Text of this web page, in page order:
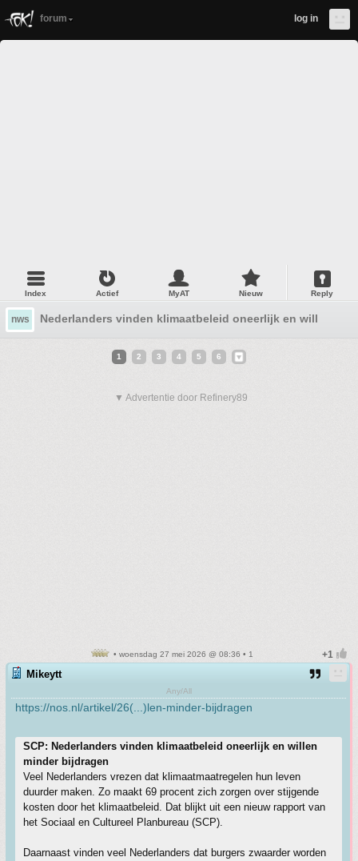
forum log in
Index Actief MyAT Nieuw Reply
nws Nederlanders vinden klimaatbeleid oneerlijk en willen
1 2 3 4 5 6
▼ Advertentie door Refinery89
• woensdag 27 mei 2026 @ 08:36 • 1
Mikeytt
Any/All
https://nos.nl/artikel/26(...)len-minder-bijdragen
SCP: Nederlanders vinden klimaatbeleid oneerlijk en willen
minder bijdragen
Veel Nederlanders vrezen dat klimaatmaatregelen hun leven
duurder maken. Zo maakt 69 procent zich zorgen over stijgende
kosten door het klimaatbeleid. Dat blijkt uit een nieuw rapport van
het Sociaal en Cultureel Planbureau (SCP).
Daarnaast vinden veel Nederlanders dat burgers zwaarder worden